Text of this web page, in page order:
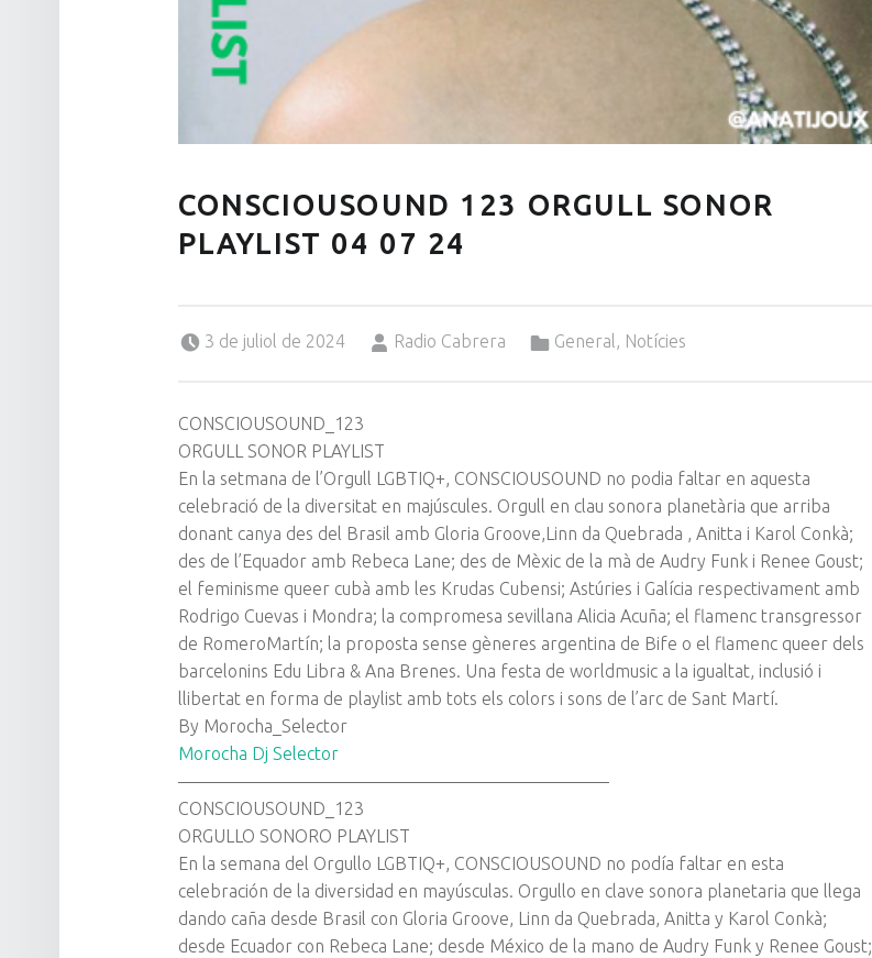
CONSCIOUSOUND 123 ORGULL SONOR
PLAYLIST 04 07 24
3 de juliol de 2024
Radio Cabrera
General , Notícies
CONSCIOUSOUND_123
ORGULL SONOR PLAYLIST
En la setmana de l’Orgull LGBTIQ+, CONSCIOUSOUND no podia faltar en aquesta
celebració de la diversitat en majúscules. Orgull en clau sonora planetària que arriba
donant canya des del Brasil amb Gloria Groove,Linn da Quebrada , Anitta i Karol Conkà;
des de l’Equador amb Rebeca Lane; des de Mèxic de la mà de Audry Funk i Renee Goust;
el feminisme queer cubà amb les Krudas Cubensi; Astúries i Galícia respectivament amb
Rodrigo Cuevas i Mondra; la compromesa sevillana Alicia Acuña; el flamenc transgressor
de RomeroMartín; la proposta sense gèneres argentina de Bife o el flamenc queer dels
barcelonins Edu Libra & Ana Brenes. Una festa de worldmusic a la igualtat, inclusió i
llibertat en forma de playlist amb tots els colors i sons de l’arc de Sant Martí.
By Morocha_Selector
Morocha Dj Selector
————————————————————————–
CONSCIOUSOUND_123
ORGULLO SONORO PLAYLIST
En la semana del Orgullo LGBTIQ+, CONSCIOUSOUND no podía faltar en esta
celebración de la diversidad en mayúsculas. Orgullo en clave sonora planetaria que llega
dando caña desde Brasil con Gloria Groove, Linn da Quebrada, Anitta y Karol Conkà;
desde Ecuador con Rebeca Lane; desde México de la mano de Audry Funk y Renee Goust;